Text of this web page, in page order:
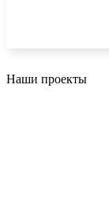
Наши проекты